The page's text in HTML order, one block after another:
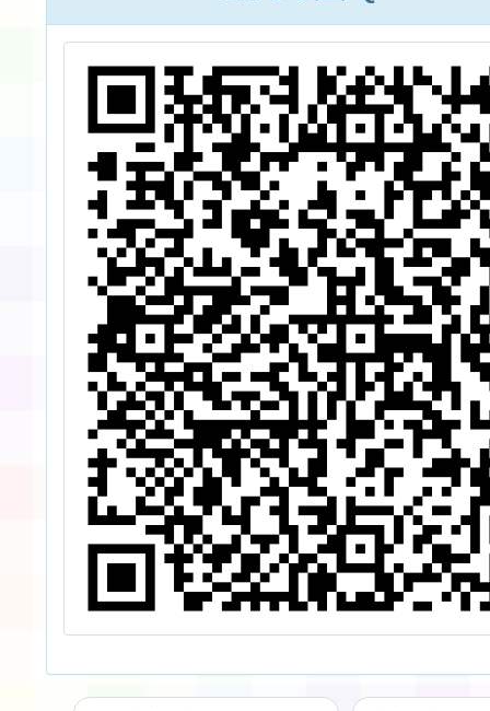
退撫
116年
提出
於
知人
期限
府，